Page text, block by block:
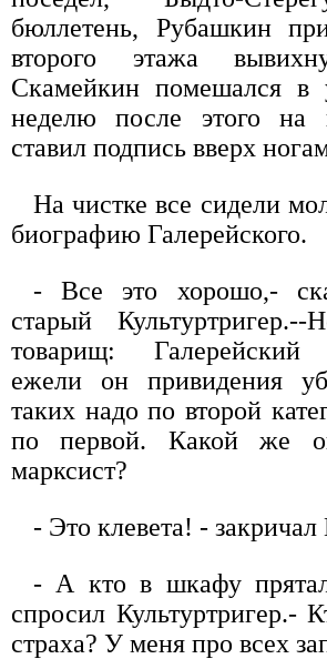
бюллетень, Рубашкин
второго этажа
Скамейкин помешался
неделю после этого на
ставил подпись вверх
На чистке все сидели
биографию Галерейского.
- Все это хорошо,-
старый
товарищ: Галерейский
ежели он привидения
таких надо по второй
по первой. Какой же
марксист?
- Это клевета! - закричал
- А кто в шкафу
спросил Культуртригер.-
страха? У меня про всех